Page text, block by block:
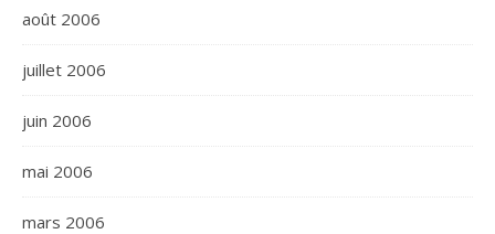
août 2006
juillet 2006
juin 2006
mai 2006
mars 2006